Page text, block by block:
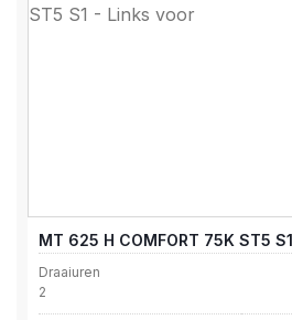
MT 625 H COMFORT 75K ST5 S1
Draaiuren
2